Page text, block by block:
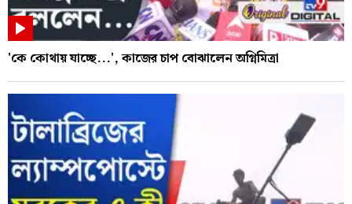
'কে কোথায় যাচ্ছে...', কাজের চাপ বোঝালেন অগ্নিমিত্রা